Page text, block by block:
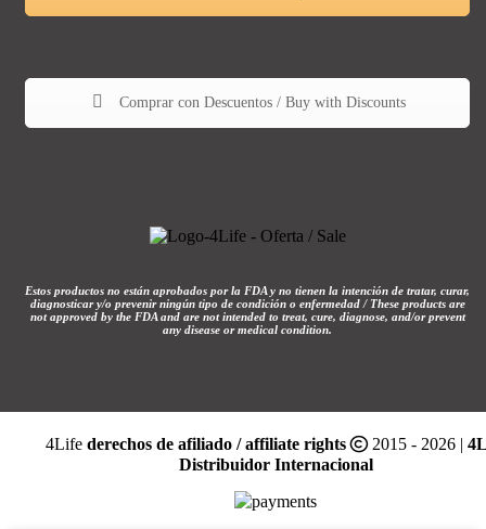
Comprar con Descuentos / Buy with Discounts
Estos productos no están aprobados por la FDA y no tienen la intención de tratar, curar,
diagnosticar y/o prevenir ningún tipo de condición o enfermedad / These products are
not approved by the FDA and are not intended to treat, cure, diagnose, and/or prevent
any disease or medical condition.
4Life derechos de afiliado / affiliate rights 2015 - 2026 |
Distribuidor Internacional